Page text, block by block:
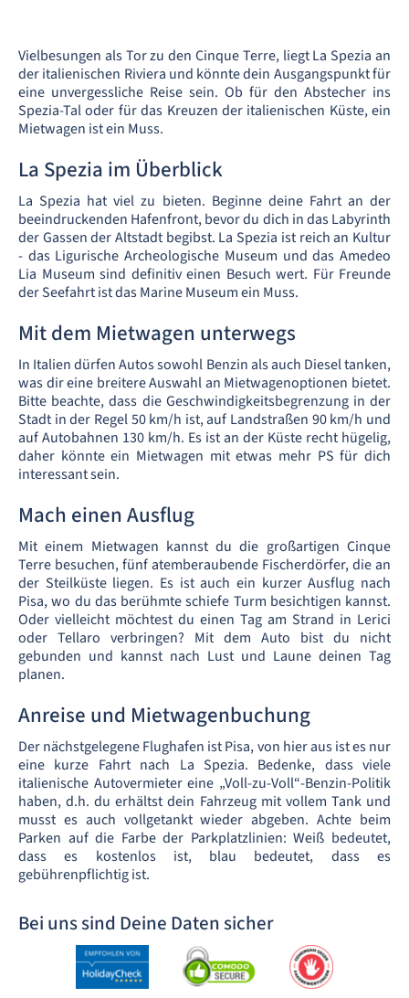
Vielbesungen als Tor zu den Cinque Terre, liegt La Spezia an
der italienischen Riviera und könnte dein Ausgangspunkt für
eine unvergessliche Reise sein. Ob für den Abstecher ins
Spezia-Tal oder für das Kreuzen der italienischen Küste, ein
Mietwagen ist ein Muss.
La Spezia im Überblick
La Spezia hat viel zu bieten. Beginne deine Fahrt an der
beeindruckenden Hafenfront, bevor du dich in das Labyrinth
der Gassen der Altstadt begibst. La Spezia ist reich an Kultur
- das Ligurische Archeologische Museum und das Amedeo
Lia Museum sind definitiv einen Besuch wert. Für Freunde
der Seefahrt ist das Marine Museum ein Muss.
Mit dem Mietwagen unterwegs
In Italien dürfen Autos sowohl Benzin als auch Diesel tanken,
was dir eine breitere Auswahl an Mietwagenoptionen bietet.
Bitte beachte, dass die Geschwindigkeitsbegrenzung in der
Stadt in der Regel 50 km/h ist, auf Landstraßen 90 km/h und
auf Autobahnen 130 km/h. Es ist an der Küste recht hügelig,
daher könnte ein Mietwagen mit etwas mehr PS für dich
interessant sein.
Mach einen Ausflug
Mit einem Mietwagen kannst du die großartigen Cinque
Terre besuchen, fünf atemberaubende Fischerdörfer, die an
der Steilküste liegen. Es ist auch ein kurzer Ausflug nach
Pisa, wo du das berühmte schiefe Turm besichtigen kannst.
Oder vielleicht möchtest du einen Tag am Strand in Lerici
oder Tellaro verbringen? Mit dem Auto bist du nicht
gebunden und kannst nach Lust und Laune deinen Tag
planen.
Anreise und Mietwagenbuchung
Der nächstgelegene Flughafen ist Pisa, von hier aus ist es nur
eine kurze Fahrt nach La Spezia. Bedenke, dass viele
italienische Autovermieter eine „Voll-zu-Voll“-Benzin-Politik
haben, d.h. du erhältst dein Fahrzeug mit vollem Tank und
musst es auch vollgetankt wieder abgeben. Achte beim
Parken auf die Farbe der Parkplatzlinien: Weiß bedeutet,
dass es kostenlos ist, blau bedeutet, dass es
gebührenpflichtig ist.
Bei uns sind Deine Daten sicher